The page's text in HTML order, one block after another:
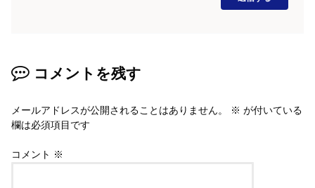
コメントを残す
メールアドレスが公開されることはありません。 ※ が付いている
欄は必須項目です
コメント ※